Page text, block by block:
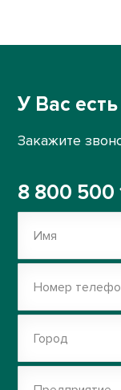
У Вас
Закажите
8 800 500
Имя
Номер
Город